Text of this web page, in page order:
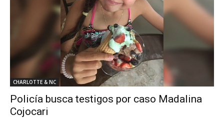
CHARLOTTE & NC
Policía busca testigos por caso Madalina
Cojocari